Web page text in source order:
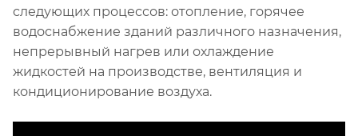
следующих процессов: отопление, горячее
водоснабжение зданий различного назначения,
непрерывный нагрев или охлаждение
жидкостей на производстве, вентиляция и
кондиционирование воздуха.